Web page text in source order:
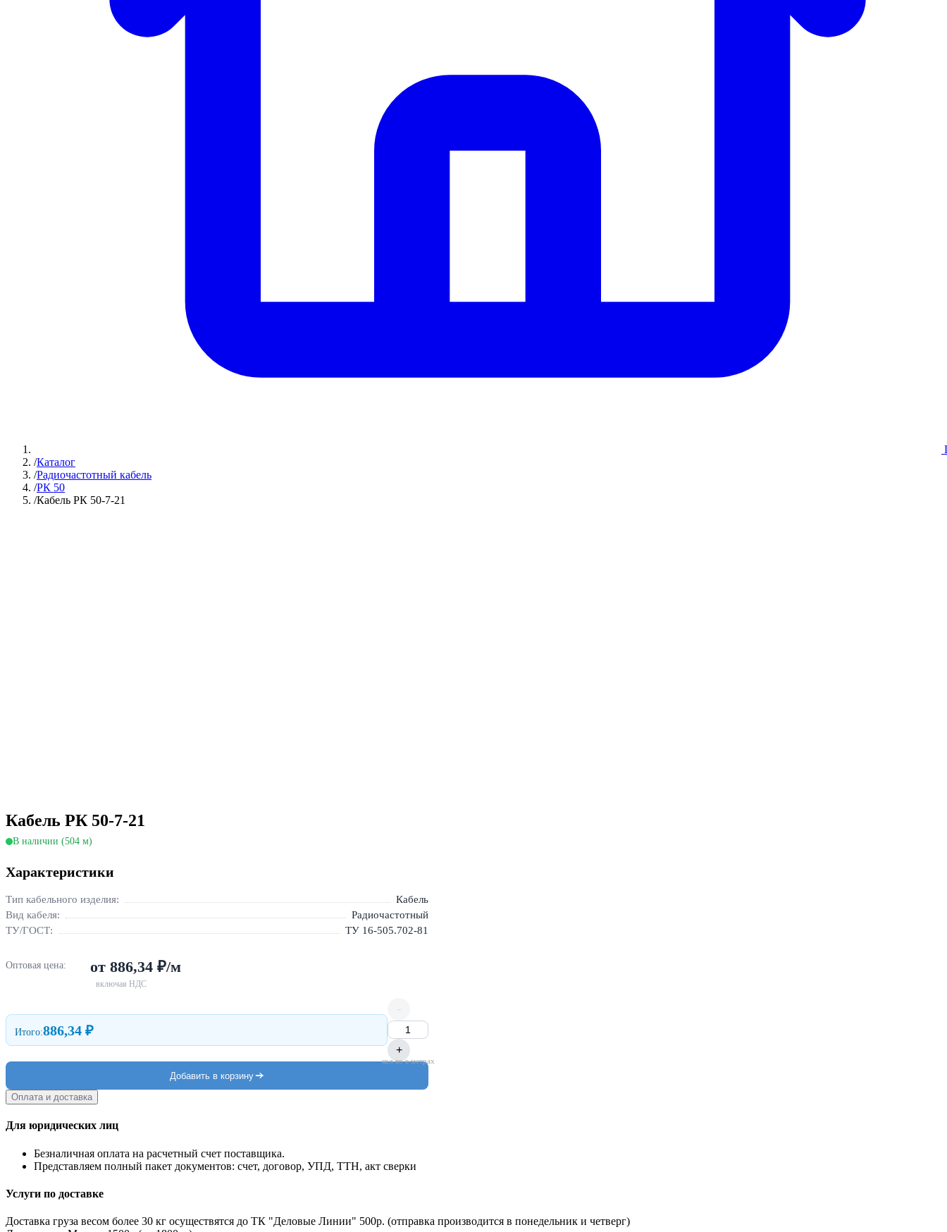
/Каталог
/Радиочастотный кабель
/РК 50
/Кабель РК 50-7-21
Кабель РК 50-7-21
В наличии (504 м)
Характеристики
Тип кабельного изделия:
Кабель
Вид кабеля:
Радиочастотный
ТУ/ГОСТ:
ТУ 16-505.702-81
Оптовая цена: от 886,34 ₽/м
включая НДС
Итого:886,34 ₽
-
+
кол-во в метрах
Добавить в корзину
Оплата и доставка
Для юридических лиц
Безналичная оплата на расчетный счет поставщика.
Представляем полный пакет документов: счет, договор, УПД, ТТН, акт сверки
Услуги по доставке
Доставка груза весом более 30 кг осуществятся до ТК "Деловые Линии" 500р. (отправка производится в понедельник и четверг)